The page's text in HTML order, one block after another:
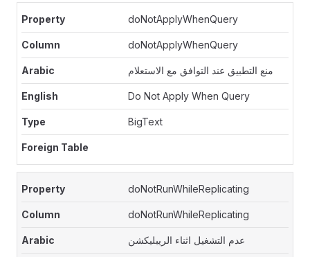
doNotApplyWhenQuery
doNotApplyWhenQuery
منع التطبيق عند التوافق مع الاستعلام
Do Not Apply When Query
BigText
doNotRunWhileReplicating
doNotRunWhileReplicating
عدم التشغيل اثناء الريبليكشن